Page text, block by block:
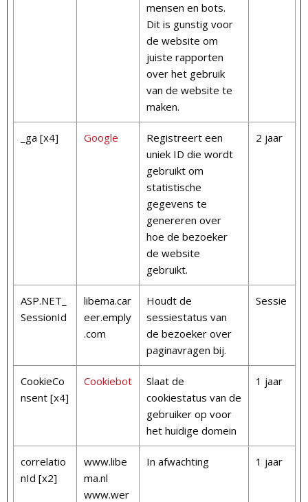
mensen en bots.
Dit is gunstig voor
de website om
juiste rapporten
over het gebruik
van de website te
maken.
_ga [x4] Google
Registreert een
uniek ID die wordt
gebruikt om
statistische
gegevens te
genereren over
hoe de bezoeker
de website
gebruikt.
2 jaar
ASP.NET_
SessionId
libema.car
eer.emply
.com
Houdt de
sessiestatus van
de bezoeker over
paginavragen bij.
Sessie
CookieCo
nsent [x4]
Cookiebot
Slaat de
cookiestatus van de
gebruiker op voor
het huidige domein
1 jaar
correlatio
nId [x2]
www.libe
ma.nl
www.wer
In afwachting 1 jaar